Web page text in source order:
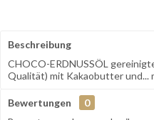
Beschreibung
CHOCO-ERDNUSSÖL
Qualität) mit Kakaobutter und...
Bewertungen
0